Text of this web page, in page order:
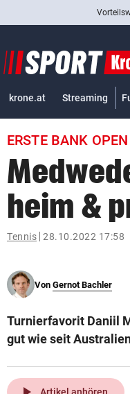
pin_drop
bookmark
search
Suchbegriff
© Krone Multimedia
Muthgasse 2, 1190 Wien
krone.at Streaming
ERSTE BANK OPEN
heim &
Tennis 28.10.2022 17:58
Von Gernot Bachler
Turnierfavorit Daniil
gut wie seit